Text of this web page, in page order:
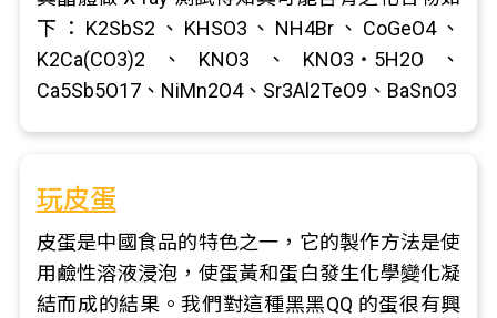
下：K2SbS2、KHSO3、NH4Br、CoGeO4、
K2Ca(CO3)2、KNO3、KNO3‧5H2O、
Ca5Sb5O17、NiMn2O4、Sr3Al2TeO9、BaSnO3
玩皮蛋
皮蛋是中國食品的特色之一，它的製作方法是使
用鹼性溶液浸泡，使蛋黃和蛋白發生化學變化凝
結而成的結果。我們對這種黑黑QQ 的蛋很有興